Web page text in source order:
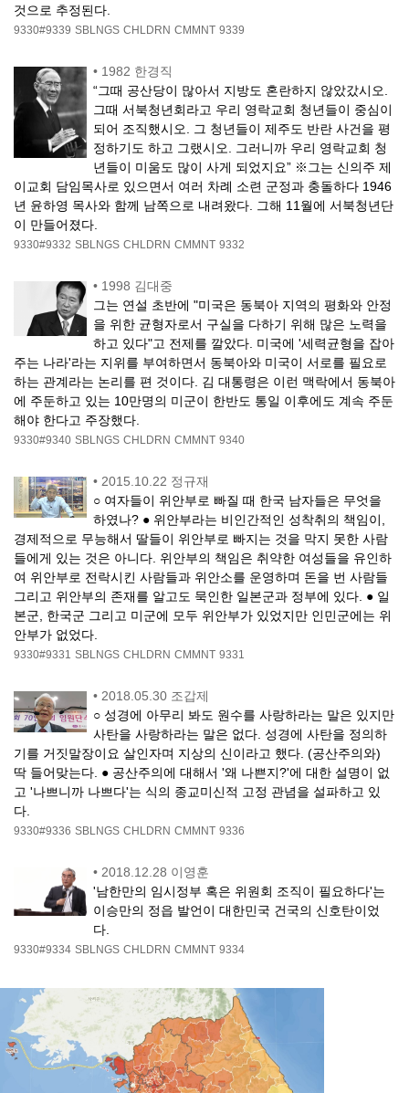
것으로 추정된다.
9330#9339 SBLNGS CHLDRN CMMNT 9339
• 1982 한경직
“그때 공산당이 많아서 지방도 혼란하지 않았갔시오.
그때 서북청년회라고 우리 영락교회 청년들이 중심이
되어 조직했시오. 그 청년들이 제주도 반란 사건을 평
정하기도 하고 그랬시오. 그러니까 우리 영락교회 청
년들이 미움도 많이 사게 되었지요” ※그는 신의주 제
이교회 담임목사로 있으면서 여러 차례 소련 군정과 충돌하다 1946
년 윤하영 목사와 함께 남쪽으로 내려왔다. 그해 11월에 서북청년단
이 만들어졌다.
9330#9332 SBLNGS CHLDRN CMMNT 9332
• 1998 김대중
그는 연설 초반에 "미국은 동북아 지역의 평화와 안정
을 위한 균형자로서 구실을 다하기 위해 많은 노력을
하고 있다"고 전제를 깔았다. 미국에 '세력균형을 잡아
주는 나라'라는 지위를 부여하면서 동북아와 미국이 서로를 필요로
하는 관계라는 논리를 편 것이다. 김 대통령은 이런 맥락에서 동북아
에 주둔하고 있는 10만명의 미군이 한반도 통일 이후에도 계속 주둔
해야 한다고 주장했다.
9330#9340 SBLNGS CHLDRN CMMNT 9340
• 2015.10.22 정규재
○ 여자들이 위안부로 빠질 때 한국 남자들은 무엇을
하였나? ● 위안부라는 비인간적인 성착취의 책임이,
경제적으로 무능해서 딸들이 위안부로 빠지는 것을 막지 못한 사람
들에게 있는 것은 아니다. 위안부의 책임은 취약한 여성들을 유인하
여 위안부로 전락시킨 사람들과 위안소를 운영하며 돈을 번 사람들
그리고 위안부의 존재를 알고도 묵인한 일본군과 정부에 있다. ● 일
본군, 한국군 그리고 미군에 모두 위안부가 있었지만 인민군에는 위
안부가 없었다.
9330#9331 SBLNGS CHLDRN CMMNT 9331
• 2018.05.30 조갑제
○ 성경에 아무리 봐도 원수를 사랑하라는 말은 있지만
사탄을 사랑하라는 말은 없다. 성경에 사탄을 정의하
기를 거짓말장이요 살인자며 지상의 신이라고 했다. (공산주의와)
딱 들어맞는다. ● 공산주의에 대해서 '왜 나쁜지?'에 대한 설명이 없
고 '나쁘니까 나쁘다'는 식의 종교미신적 고정 관념을 설파하고 있
다.
9330#9336 SBLNGS CHLDRN CMMNT 9336
• 2018.12.28 이영훈
'남한만의 임시정부 혹은 위원회 조직이 필요하다'는
이승만의 정읍 발언이 대한민국 건국의 신호탄이었
다.
9330#9334 SBLNGS CHLDRN CMMNT 9334